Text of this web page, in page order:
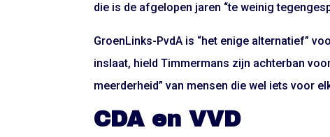
die is de afgelopen jaren “te weinig
GroenLinks-PvdA is “het enige alternatief”
inslaat, hield Timmermans zijn achterban
meerderheid” van mensen die wel iets voor
CDA en VVD